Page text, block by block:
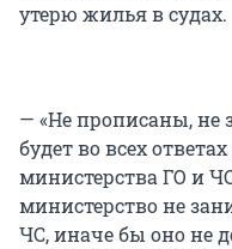
утерю жилья в судах.
— «Не прописаны, не
будет во всех
министерства ГО и
министерство не
ЧС, иначе бы оно не